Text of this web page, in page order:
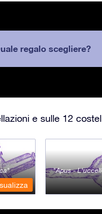
regalo scegliere?
e sulle 12
Apus -